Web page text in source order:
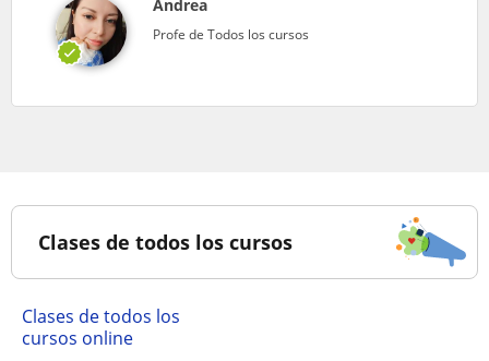
Andrea
Profe de Todos los cursos
Clases de todos los cursos
Clases de todos los
cursos online